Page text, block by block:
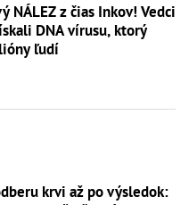
NÁLEZ z čias Inkov! Vedci
DNA vírusu, ktorý
ľudí
krvi až po výsledok: